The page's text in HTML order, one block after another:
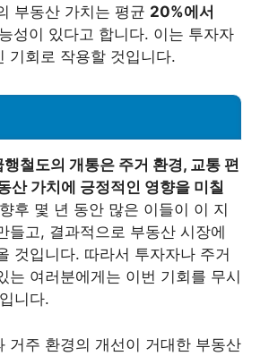
부동산 가치는 평균 20%에서
성이 있다고 합니다. 이는 투자자
기회로 작용할 것입니다.
철도의 개통은 주거 환경, 교통 편
산 가치에 긍정적인 영향을 미칠
후 몇 년 동안 많은 이들이 이 지
들고, 결과적으로 부동산 시장에
것입니다. 따라서 투자자나 주거
는 여러분에게는 이번 기회를 무시
니다.
거주 환경의 개선이 거대한 부동산